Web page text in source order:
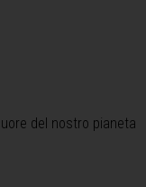
del nostro pianeta